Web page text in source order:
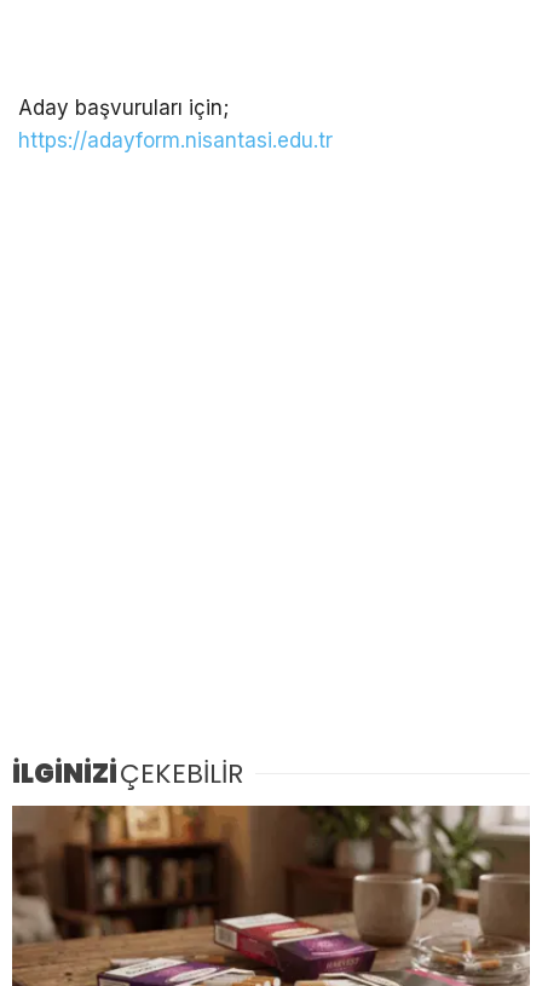
Aday başvuruları için;
https://adayform.nisantasi.edu.tr
İLGİNİZİÇEKEBİLİR